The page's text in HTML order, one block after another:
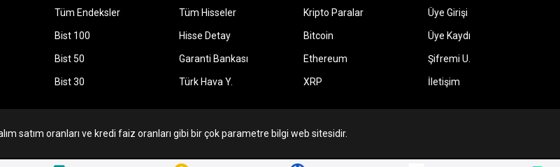
Tüm Endeksler
Bist 100
Bist 50
Bist 30
Tüm Hisseler
Hisse Detay
Garanti Bankası
Türk Hava Y.
Kripto Paralar
Bitcoin
Ethereum
XRP
Üye Girişi
Üye Kaydı
Şifremi U.
İletişim
satım oranları ve kredi faiz oranları gibi bir çok parametre bilgi web sitesidir.